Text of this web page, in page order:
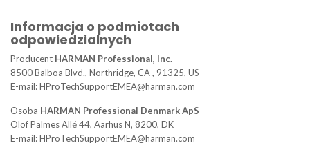
Informacja o podmiotach
odpowiedzialnych
Producent HARMAN Professional, Inc.
8500 Balboa Blvd., Northridge, CA , 91325, US
E-mail: HProTechSupportEMEA@harman.com
Osoba HARMAN Professional Denmark ApS
Olof Palmes Allé 44, Aarhus N, 8200, DK
E-mail: HProTechSupportEMEA@harman.com